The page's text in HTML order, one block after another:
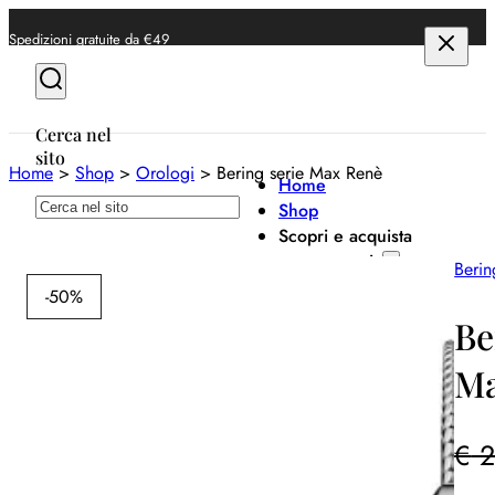
Spedizioni gratuite da €49
Cerca nel
sito
Cerca
Home
Shop
Scopri e acquista
per categoria
Home> Shop > Orologi > Bering serie Max Renè
-50%
€